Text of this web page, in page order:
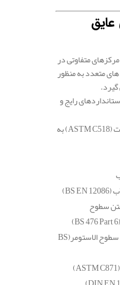
عایق
متفاوتی در
متعدد به منظور
رایج و
(ASTM C518)
به
(BS EN 12086)
سطوح
(BS 476 Part 6)
الاستومر(BS
(ASTM C871)